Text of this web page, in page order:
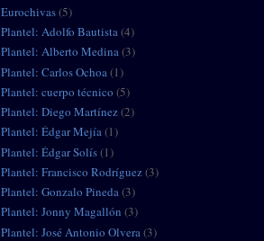
Eurochivas(5)
Plantel: Adolfo Bautista(4)
Plantel: Alberto Medina(3)
Plantel: Carlos Ochoa (1)
Plantel: cuerpo técnico (5)
Plantel: Diego Martínez(2)
Plantel: Édgar Mejía(1)
Plantel: Édgar Solís(1)
Plantel: Francisco Rodríguez(3)
Plantel: Gonzalo Pineda(3)
Plantel: Jonny Magallón (3)
Plantel: José Antonio Olvera (3)